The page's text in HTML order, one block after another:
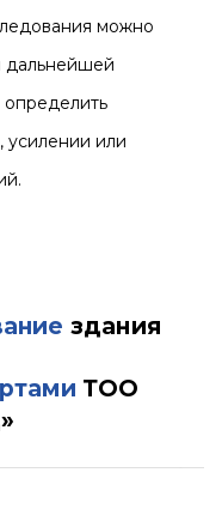
можно
дальнейшей
определить
усилении или
здания
ТОО